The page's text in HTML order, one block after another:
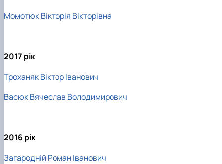
Момотюк Вікторія Вікторівна
2017 рік
Троханяк Віктор Іванович
Васюк Вячеслав Володимирович
2016 рік
Загародній Роман Іванович